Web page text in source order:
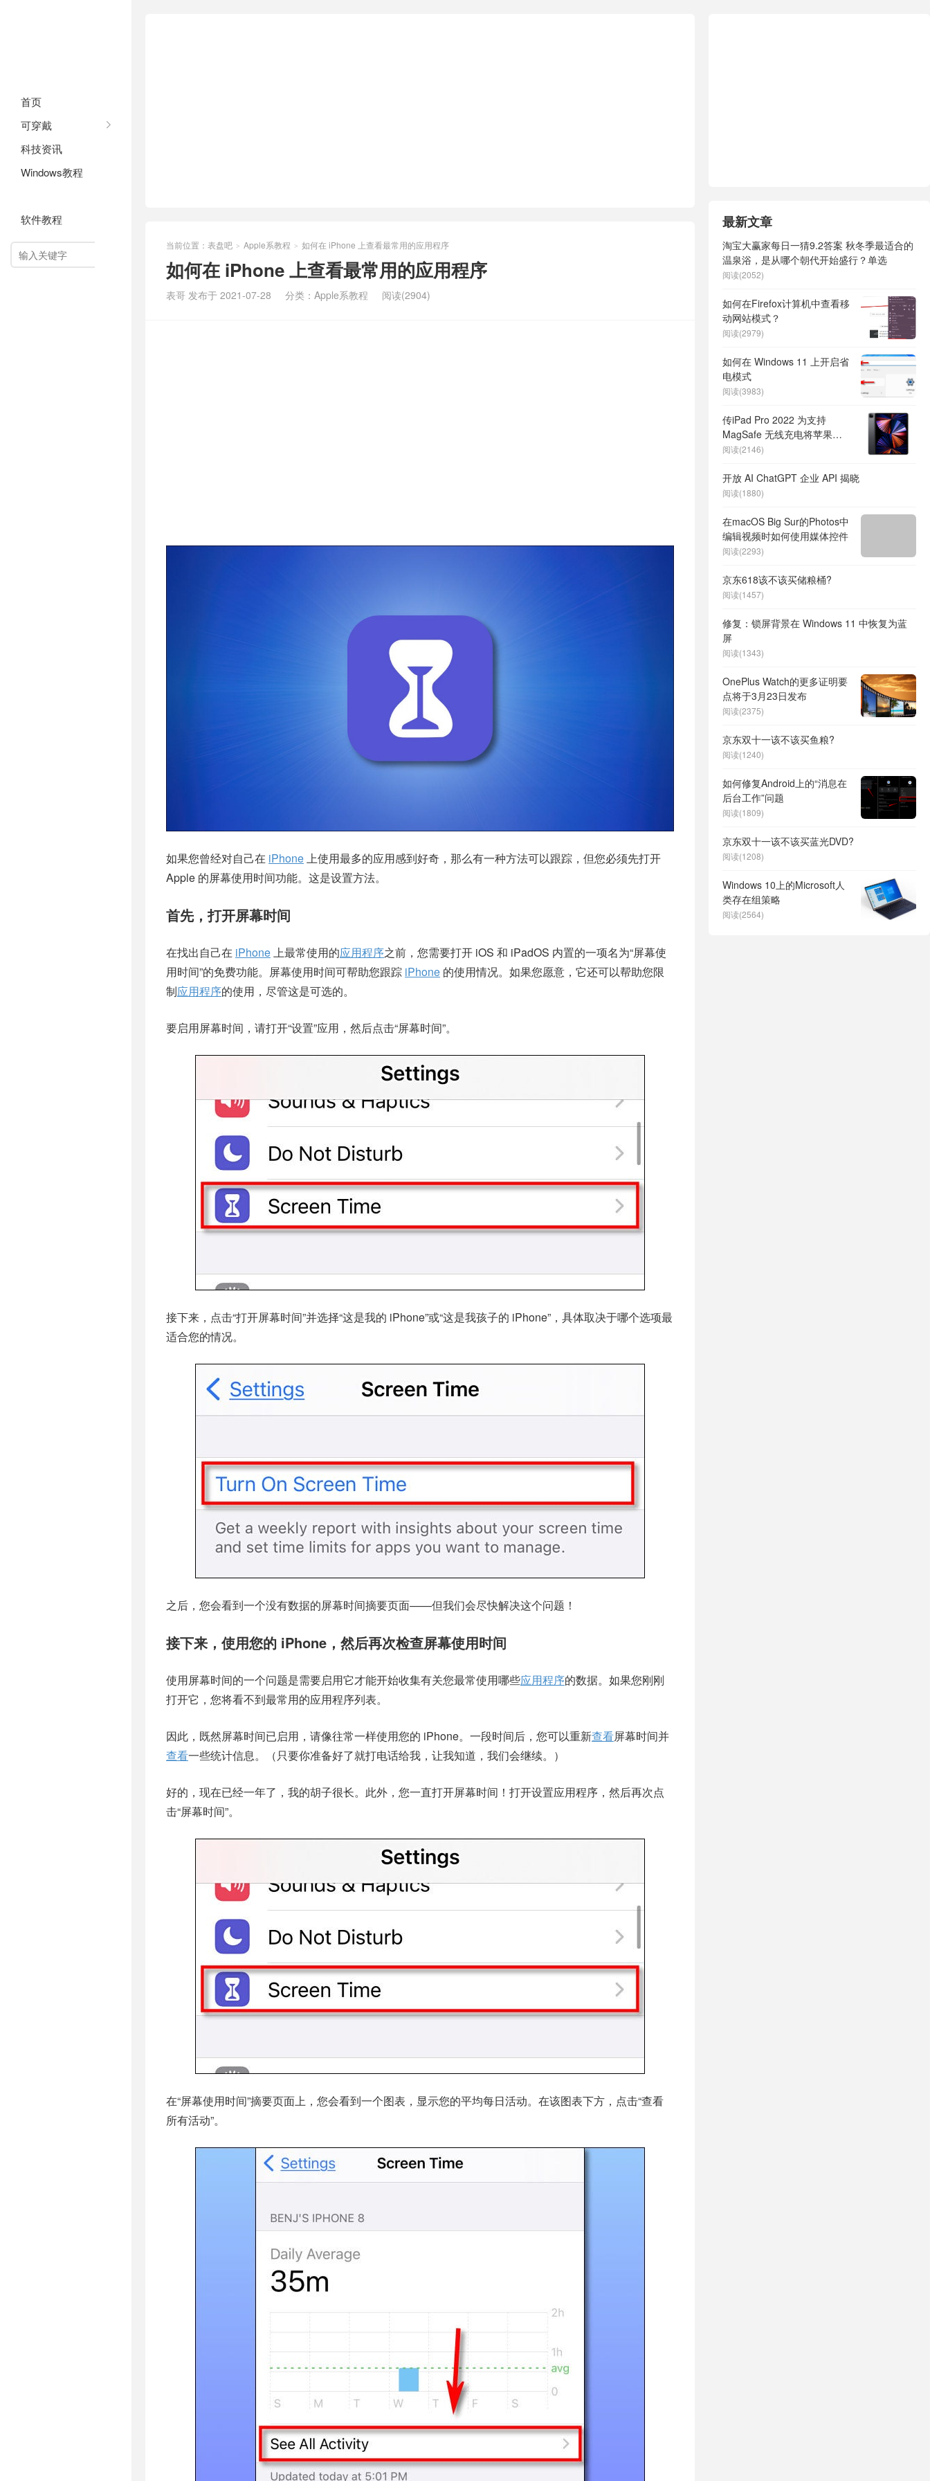
首页
可穿戴
科技资讯
Windows教程
软件教程
当前位置： 表盘吧 > Apple系教程 > 如何在 iPhone 上查看最常用的应用程序
如何在 iPhone 上查看最常用的应用程序
表哥 发布于 2021-07-28 分类： Apple系教程 阅读(2904)
如果您曾经对自己在 iPhone上使用最多的应用感到好奇，那么有一种方法可以跟踪，但您必须先打开
Apple 的屏幕使用时间功能。这是设置方法。
首先，打开屏幕时间
在找出自己在 iPhone上最常使用的应用程序之前，您需要打开 iOS 和 iPadOS 内置的一项名为“屏幕使
用时间”的免费功能。屏幕使用时间可帮助您跟踪 iPhone 的使用情况。如果您愿意，它还可以帮助您限
制应用程序的使用，尽管这是可选的。
要启用屏幕时间，请打开“设置”应用，然后点击“屏幕时间”。
接下来，点击“打开屏幕时间”并选择“这是我的 iPhone”或“这是我孩子的 iPhone”，具体取决于哪个选项最
适合您的情况。
之后，您会看到一个没有数据的屏幕时间摘要页面——但我们会尽快解决这个问题！
接下来，使用您的 iPhone，然后再次检查屏幕使用时间
使用屏幕时间的一个问题是需要启用它才能开始收集有关您最常使用哪些应用程序的数据。如果您刚刚
打开它，您将看不到最常用的应用程序列表。
因此，既然屏幕时间已启用，请像往常一样使用您的 iPhone。一段时间后，您可以重新查看屏幕时间并
查看一些统计信息。（只要你准备好了就打电话给我，让我知道，我们会继续。）
好的，现在已经一年了，我的胡子很长。此外，您一直打开屏幕时间！打开设置应用程序，然后再次点
击“屏幕时间”。
在“屏幕使用时间”摘要页面上，您会看到一个图表，显示您的平均每日活动。在该图表下方，点击“查看
所有活动”。
最新文章
淘宝大赢家每日一猜9.2答案 秋冬季最适合的
温泉浴，是从哪个朝代开始盛行？单选
阅读(2052)
如何在Firefox计算机中查看移
动网站模式？
阅读(2979)
如何在 Windows 11 上开启省
电模式
阅读(3983)
传iPad Pro 2022 为支持
MagSafe 无线充电将苹果
Logo 改成玻璃物料
阅读(2146)
开放 AI ChatGPT 企业 API 揭晓
阅读(1880)
在macOS Big Sur的Photos中
编辑视频时如何使用媒体控件
阅读(2293)
京东618该不该买储粮桶?
阅读(1457)
修复：锁屏背景在 Windows 11 中恢复为蓝
屏
阅读(1343)
OnePlus Watch的更多证明要
点将于3月23日发布
阅读(2375)
京东双十一该不该买鱼粮?
阅读(1240)
如何修复Android上的“消息在
后台工作”问题
阅读(1809)
京东双十一该不该买蓝光DVD?
阅读(1208)
Windows 10上的Microsoft人
类存在组策略
阅读(2564)